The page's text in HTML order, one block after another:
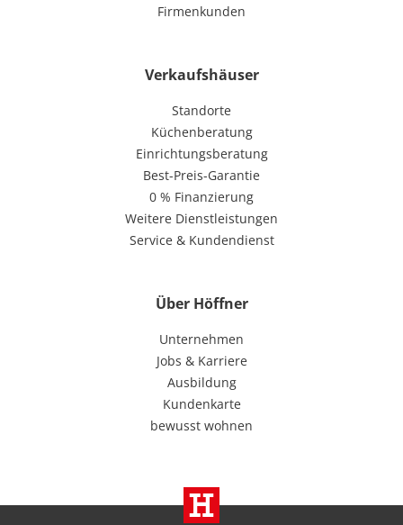
Firmenkunden
Verkaufshäuser
Standorte
Küchenberatung
Einrichtungsberatung
Best-Preis-Garantie
0 % Finanzierung
Weitere Dienstleistungen
Service & Kundendienst
Über Höffner
Unternehmen
Jobs & Karriere
Ausbildung
Kundenkarte
bewusst wohnen